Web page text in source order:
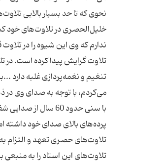
نحوی كه تا حد بسیار بالایی
خلیل‌الحصری در تلاوت‌های خود
ندارم كه وی این شیوه را در
تلاوت گرایش پیدا كرده است. در
تنغیم و نغمه‌پردازی غلبه دارد
با سنی حدود 60
پرده‌های بالای صدای خود داشته
تلاوت‌های حصری تعهد و التزام
تلاوت‌های این استاد را به